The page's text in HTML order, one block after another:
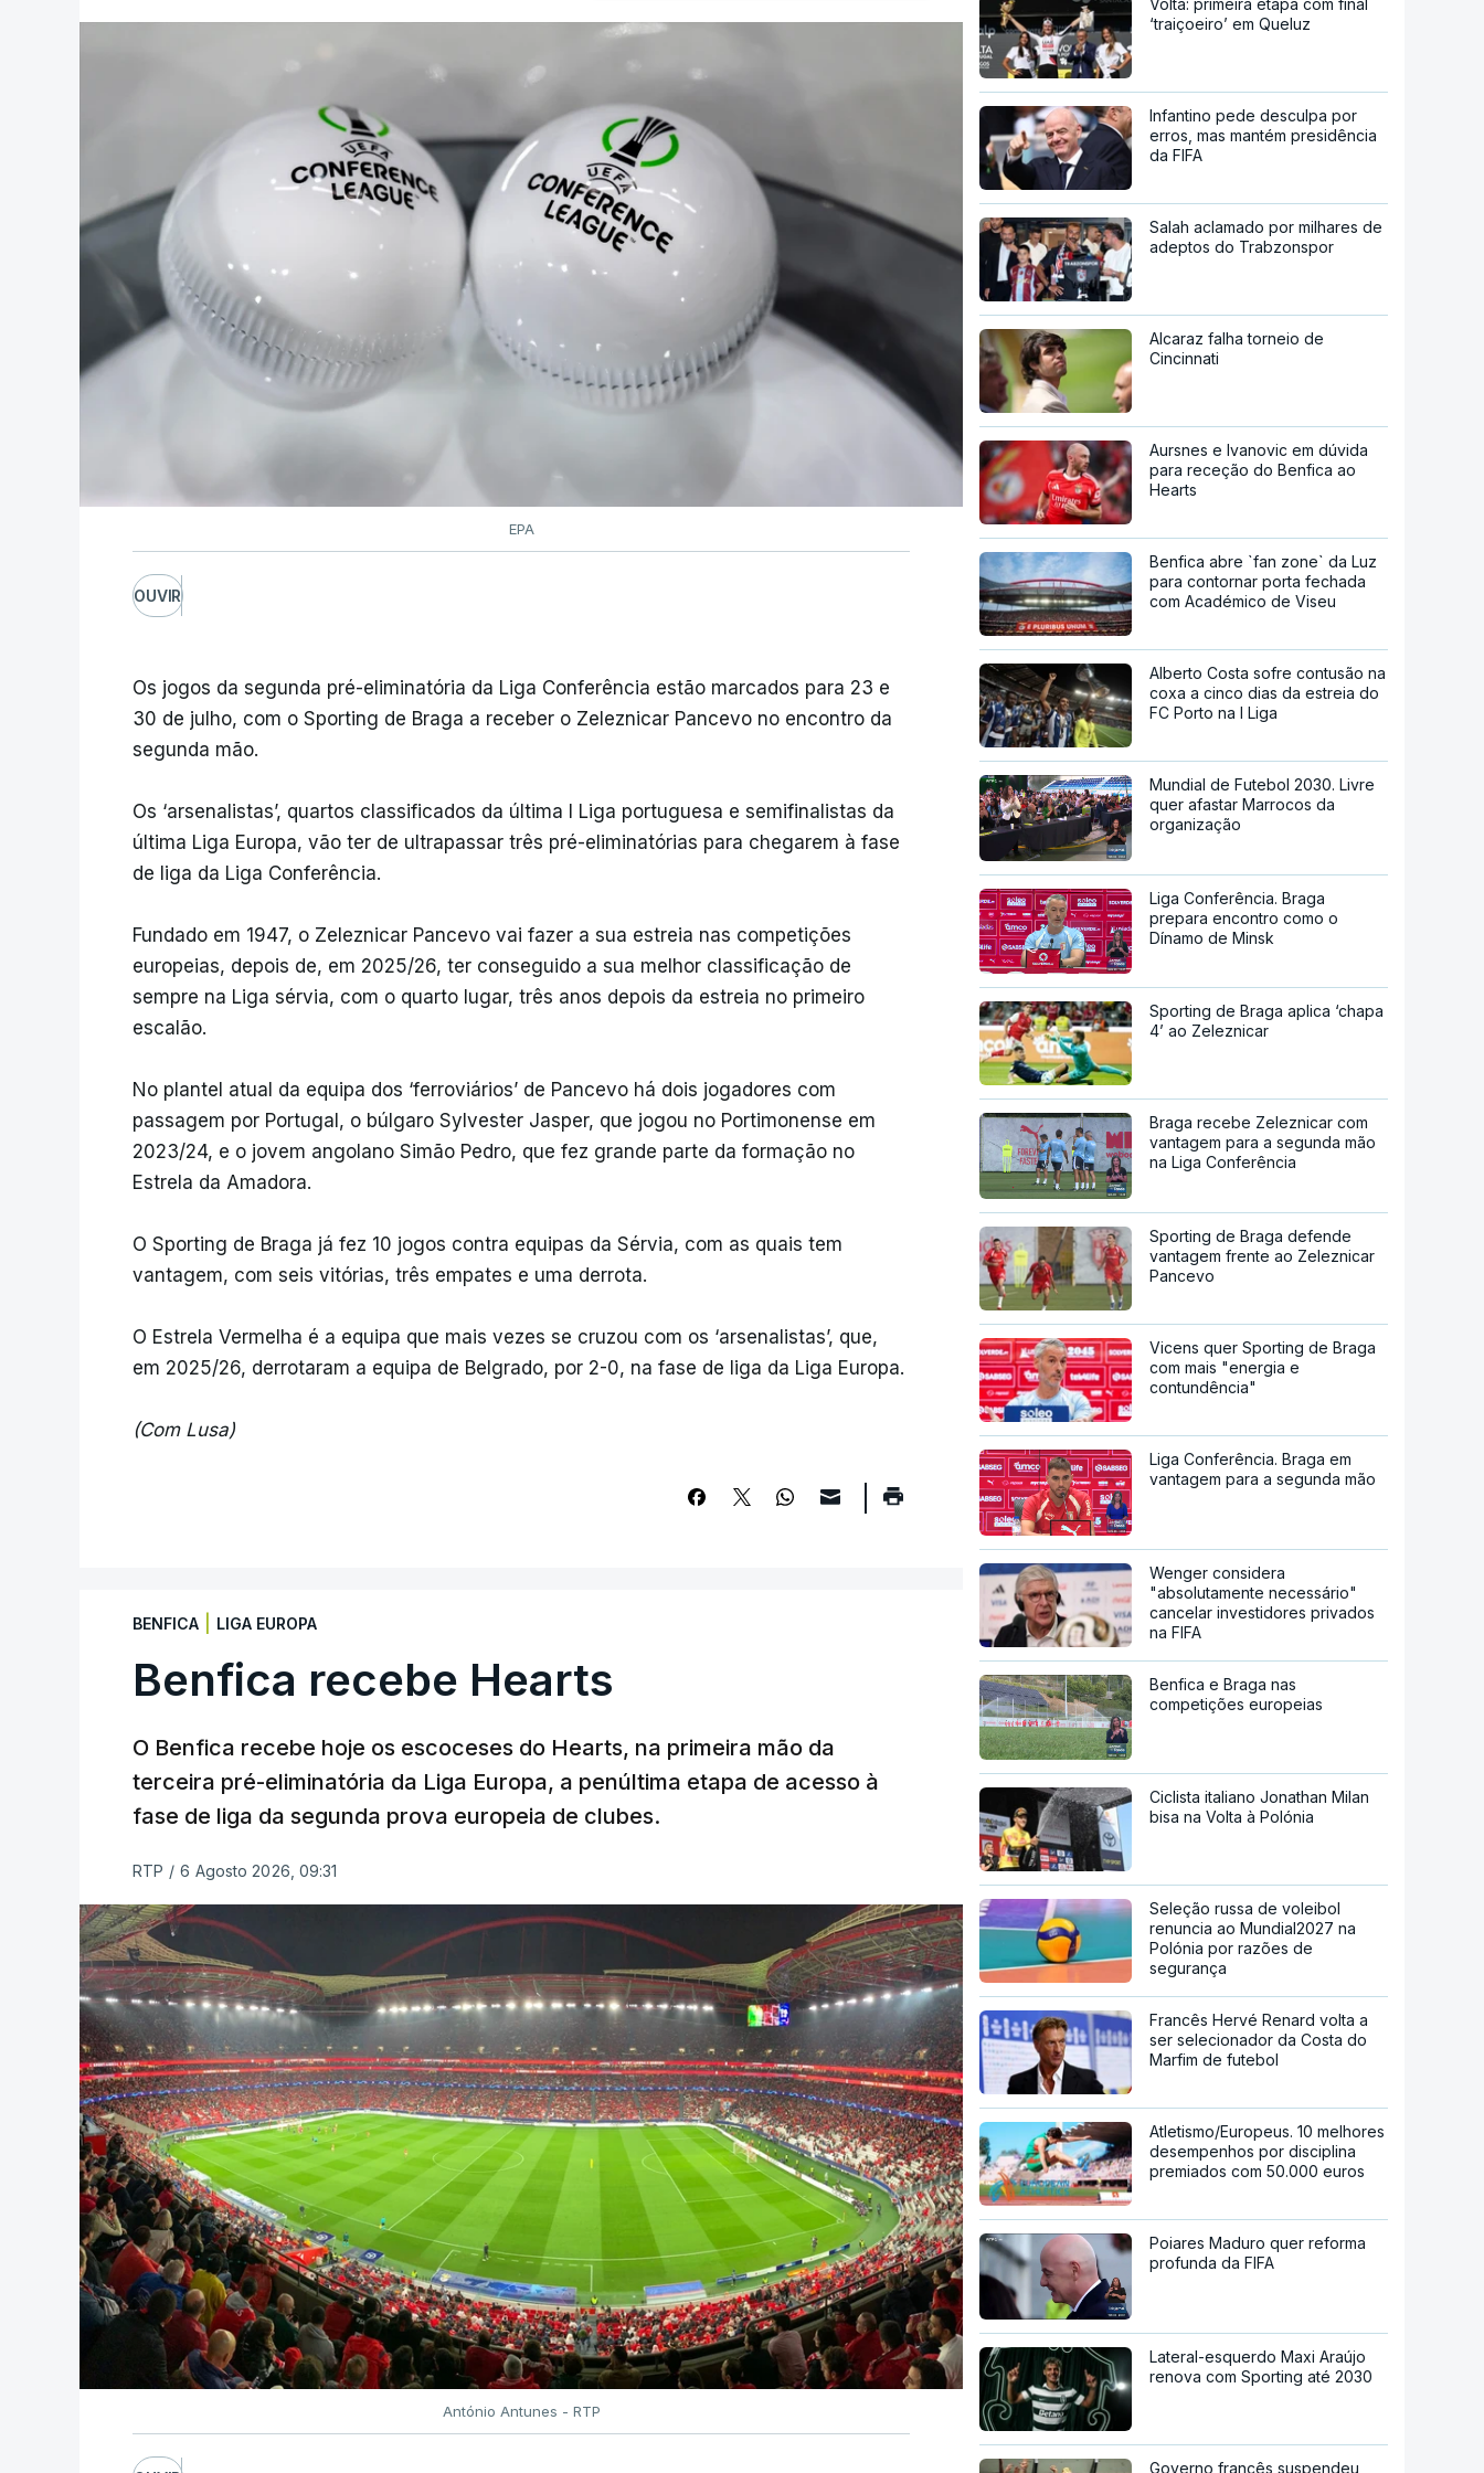
EPA
OUVIR
Os jogos da segunda pré-eliminatória da Liga Conferência estão marcados para 23 e
30 de julho, com o Sporting de Braga a receber o Zeleznicar Pancevo no encontro da
segunda mão.
Os ‘arsenalistas’, quartos classificados da última I Liga portuguesa e semifinalistas da
última Liga Europa, vão ter de ultrapassar três pré-eliminatórias para chegarem à fase
de liga da Liga Conferência.
Fundado em 1947, o Zeleznicar Pancevo vai fazer a sua estreia nas competições
europeias, depois de, em 2025/26, ter conseguido a sua melhor classificação de
sempre na Liga sérvia, com o quarto lugar, três anos depois da estreia no primeiro
escalão.
No plantel atual da equipa dos ‘ferroviários’ de Pancevo há dois jogadores com
passagem por Portugal, o búlgaro Sylvester Jasper, que jogou no Portimonense em
2023/24, e o jovem angolano Simão Pedro, que fez grande parte da formação no
Estrela da Amadora.
O Sporting de Braga já fez 10 jogos contra equipas da Sérvia, com as quais tem
vantagem, com seis vitórias, três empates e uma derrota.
O Estrela Vermelha é a equipa que mais vezes se cruzou com os ‘arsenalistas’, que,
em 2025/26, derrotaram a equipa de Belgrado, por 2-0, na fase de liga da Liga Europa.
(Com Lusa)
BENFICA LIGA EUROPA
Benfica recebe Hearts
O Benfica recebe hoje os escoceses do Hearts, na primeira mão da
terceira pré-eliminatória da Liga Europa, a penúltima etapa de acesso à
fase de liga da segunda prova europeia de clubes.
RTP / 6 Agosto 2026, 09:31
António Antunes - RTP
Volta: primeira etapa com final
‘traiçoeiro’ em Queluz
Infantino pede desculpa por
erros, mas mantém presidência
da FIFA
Salah aclamado por milhares de
adeptos do Trabzonspor
Alcaraz falha torneio de
Cincinnati
Aursnes e Ivanovic em dúvida
para receção do Benfica ao
Hearts
Benfica abre `fan zone` da Luz
para contornar porta fechada
com Académico de Viseu
Alberto Costa sofre contusão na
coxa a cinco dias da estreia do
FC Porto na I Liga
Mundial de Futebol 2030. Livre
quer afastar Marrocos da
organização
Liga Conferência. Braga
prepara encontro como o
Dínamo de Minsk
Sporting de Braga aplica ‘chapa
4’ ao Zeleznicar
Braga recebe Zeleznicar com
vantagem para a segunda mão
na Liga Conferência
Sporting de Braga defende
vantagem frente ao Zeleznicar
Pancevo
Vicens quer Sporting de Braga
com mais "energia e
contundência"
Liga Conferência. Braga em
vantagem para a segunda mão
Wenger considera
"absolutamente necessário"
cancelar investidores privados
na FIFA
Benfica e Braga nas
competições europeias
Ciclista italiano Jonathan Milan
bisa na Volta à Polónia
Seleção russa de voleibol
renuncia ao Mundial2027 na
Polónia por razões de
segurança
Francês Hervé Renard volta a
ser selecionador da Costa do
Marfim de futebol
Atletismo/Europeus. 10 melhores
desempenhos por disciplina
premiados com 50.000 euros
Poiares Maduro quer reforma
profunda da FIFA
Lateral-esquerdo Maxi Araújo
renova com Sporting até 2030
Governo francês suspendeu